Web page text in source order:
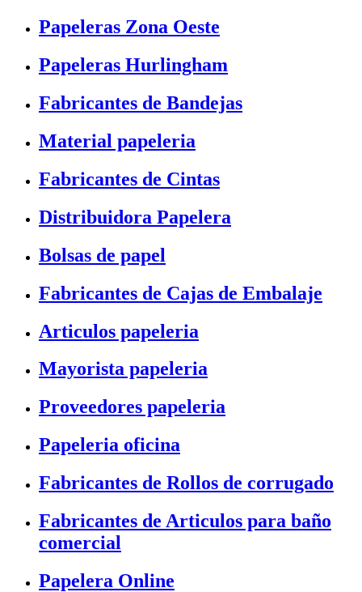
Papeleras Zona Oeste
Papeleras Hurlingham
Fabricantes de Bandejas
Material papeleria
Fabricantes de Cintas
Distribuidora Papelera
Bolsas de papel
Fabricantes de Cajas de Embalaje
Articulos papeleria
Mayorista papeleria
Proveedores papeleria
Papeleria oficina
Fabricantes de Rollos de corrugado
Fabricantes de Articulos para baño
comercial
Papelera Online